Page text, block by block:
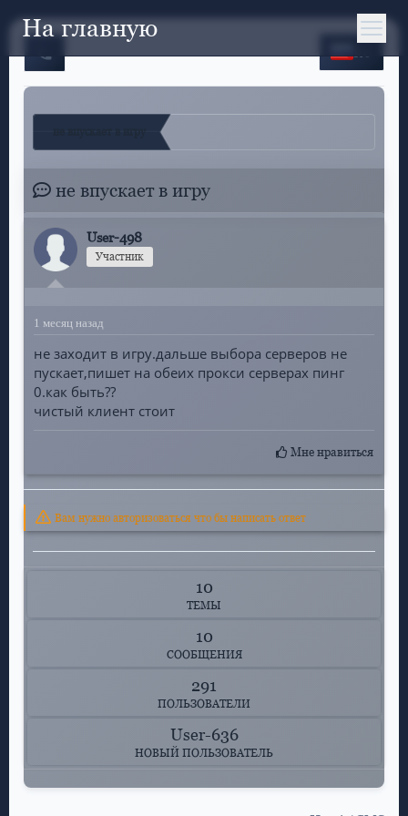
На главную
не впускает в игру
User-498
Участник
1 месяц назад
не заходит в игру.дальше выбора серверов не
пускает,пишет на обеих прокси серверах пинг
0.как быть??
чистый клиент стоит
Мне нравиться
Вам нужно авторизоваться что бы написать ответ
10
ТЕМЫ
10
СООБЩЕНИЯ
291
ПОЛЬЗОВАТЕЛИ
User-636
НОВЫЙ ПОЛЬЗОВАТЕЛЬ